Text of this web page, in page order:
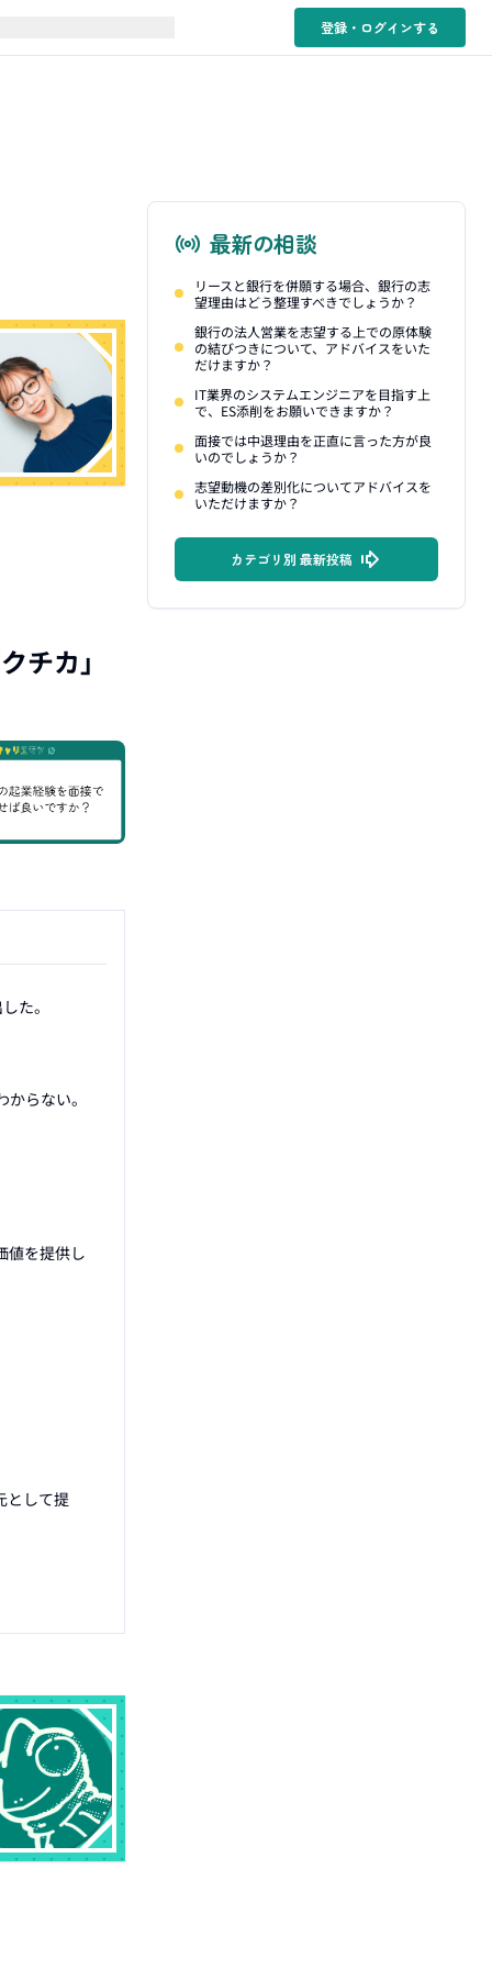
登録・ログインする
チカ 」
た。
らない。
値を提供し
として提
最新の相談
リースと銀行を併願する場合、銀行の志
望理由はどう整理すべきでしょうか？
銀行の法人営業を志望する上での原体験
の結びつきについて、アドバイスをいた
だけますか？
IT業界のシステムエンジニアを目指す上
で、ES添削をお願いできますか？
面接では中退理由を正直に言った方が良
いのでしょうか？
志望動機の差別化についてアドバイスを
いただけますか？
カテゴリ別 最新投稿